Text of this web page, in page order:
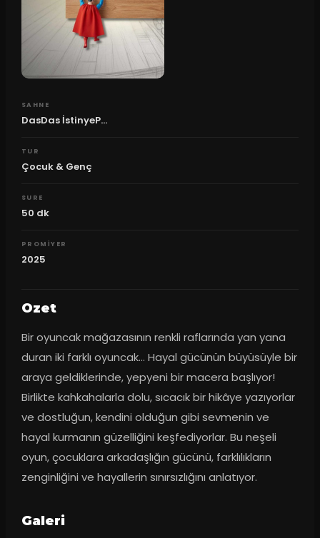
SAHNE
DasDas İstinyeP...
TUR
Çocuk & Genç
SURE
50 dk
PROMIYER
2025
Ozet
Bir oyuncak mağazasının renkli raflarında yan yana
duran iki farklı oyuncak… Hayal gücünün büyüsüyle bir
araya geldiklerinde, yepyeni bir macera başlıyor!
Birlikte kahkahalarla dolu, sıcacık bir hikâye yazıyorlar
ve dostluğun, kendini olduğun gibi sevmenin ve
hayal kurmanın güzelliğini keşfediyorlar. Bu neşeli
oyun, çocuklara arkadaşlığın gücünü, farklılıkların
zenginliğini ve hayallerin sınırsızlığını anlatıyor.
Galeri